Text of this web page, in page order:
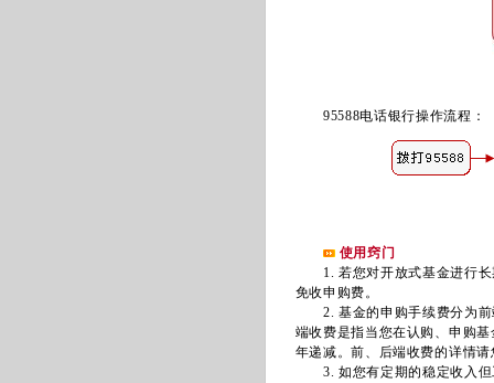
95588电话银行操作流程：
使用窍门
1. 若您对开放式基金进行长
免收申购费。
2. 基金的申购手续费分为前
端收费是指当您在认购、申购
年递减。前、后端收费的详情
3. 如您有定期的稳定收入但